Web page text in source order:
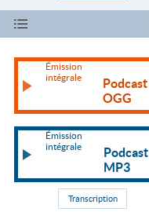
Émission
intégrale
Podcast
OGG
Émission
intégrale
Podcast
MP3
Transcription